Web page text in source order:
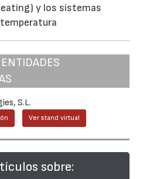
y los sistemas
S.L.
Ver stand virtual
sobre: